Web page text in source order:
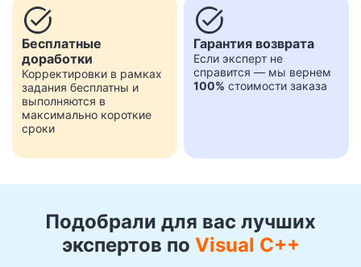
task_alt
Бесплатные
доработки
Корректировки в рамках
задания бесплатны и
выполняются в
максимально короткие
сроки
task_alt
Гарантия возврата
Если эксперт не
справится — мы вернем
100% стоимости заказа
Подобрали для вас лучших
экспертов по Visual C++